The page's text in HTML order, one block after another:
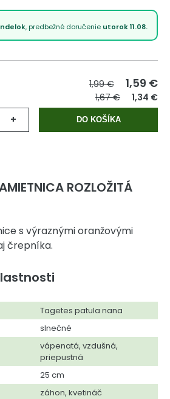
, predbežné doručenie utorok 11.08.
1,99 € 1,59 €
1,67 € 1,34 €
+ DO KOŠÍKA
ROZLOŽITÁ
s výraznými oranžovými
črepníka.
Tagetes patula nana
slnečné
vápenatá, vzdušná,
priepustná
25 cm
záhon, kvetináč